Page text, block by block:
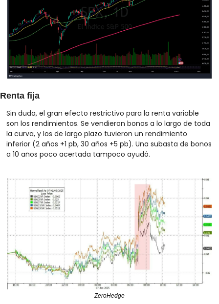
Renta fija
Sin duda, el gran efecto restrictivo para la renta variable
son los rendimientos. Se vendieron bonos a lo largo de toda
la curva, y los de largo plazo tuvieron un rendimiento
inferior (2 años +1 pb, 30 años +5 pb). Una subasta de bonos
a 10 años poco acertada tampoco ayudó.
ZeroHedge